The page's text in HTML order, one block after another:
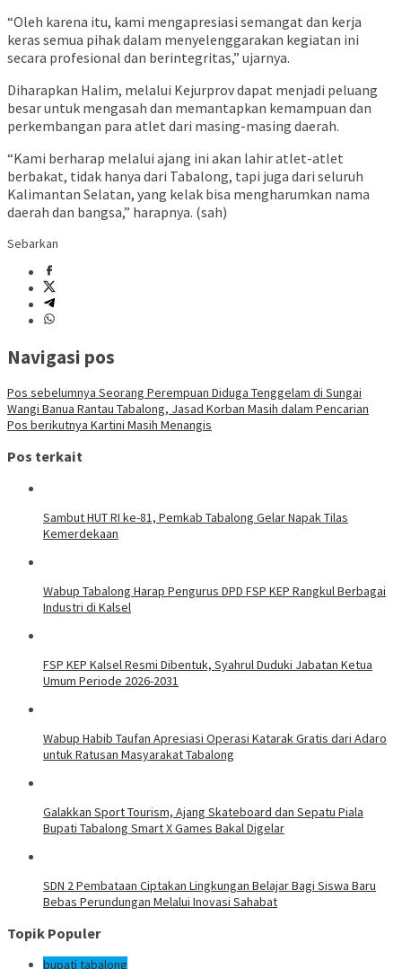
“Oleh karena itu, kami mengapresiasi semangat dan kerja
keras semua pihak dalam menyelenggarakan kegiatan ini
secara profesional dan berintegritas,” ujarnya.
Diharapkan Halim, melalui Kejurprov dapat menjadi peluang
besar untuk mengasah dan memantapkan kemampuan dan
perkembangan para atlet dari masing-masing daerah.
“Kami berharap melalui ajang ini akan lahir atlet-atlet
berbakat, tidak hanya dari Tabalong, tapi juga dari seluruh
Kalimantan Selatan, yang kelak bisa mengharumkan nama
daerah dan bangsa,” harapnya. (sah)
Sebarkan
Navigasi pos
Pos sebelumnya Seorang Perempuan Diduga Tenggelam di Sungai
Wangi Banua Rantau Tabalong, Jasad Korban Masih dalam Pencarian
Pos berikutnya Kartini Masih Menangis
Pos terkait
Sambut HUT RI ke-81, Pemkab Tabalong Gelar Napak Tilas
Kemerdekaan
Wabup Tabalong Harap Pengurus DPD FSP KEP Rangkul Berbagai
Industri di Kalsel
FSP KEP Kalsel Resmi Dibentuk, Syahrul Duduki Jabatan Ketua
Umum Periode 2026-2031
Wabup Habib Taufan Apresiasi Operasi Katarak Gratis dari Adaro
untuk Ratusan Masyarakat Tabalong
Galakkan Sport Tourism, Ajang Skateboard dan Sepatu Piala
Bupati Tabalong Smart X Games Bakal Digelar
SDN 2 Pembataan Ciptakan Lingkungan Belajar Bagi Siswa Baru
Bebas Perundungan Melalui Inovasi Sahabat
Topik Populer
bupati tabalong